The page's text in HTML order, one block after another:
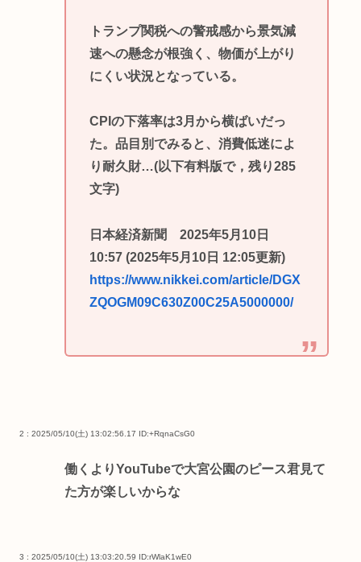
トランプ関税への警戒感から景気減
速への懸念が根強く、物価が上がり
にくい状況となっている。
CPIの下落率は3月から横ばいだっ
た。品目別でみると、消費低迷によ
り耐久財…(以下有料版で，残り285
文字)
日本経済新聞 2025年5月10日
10:57 (2025年5月10日 12:05更新)
https://www.nikkei.com/article/DGX
ZQOGM09C630Z00C25A5000000/
2 : 2025/05/10(土) 13:02:56.17 ID:+RqnaCsG0
働くよりYouTubeで大宮公園のピース君見て
た方が楽しいからな
3 : 2025/05/10(土) 13:03:20.59 ID:rWlaK1wE0